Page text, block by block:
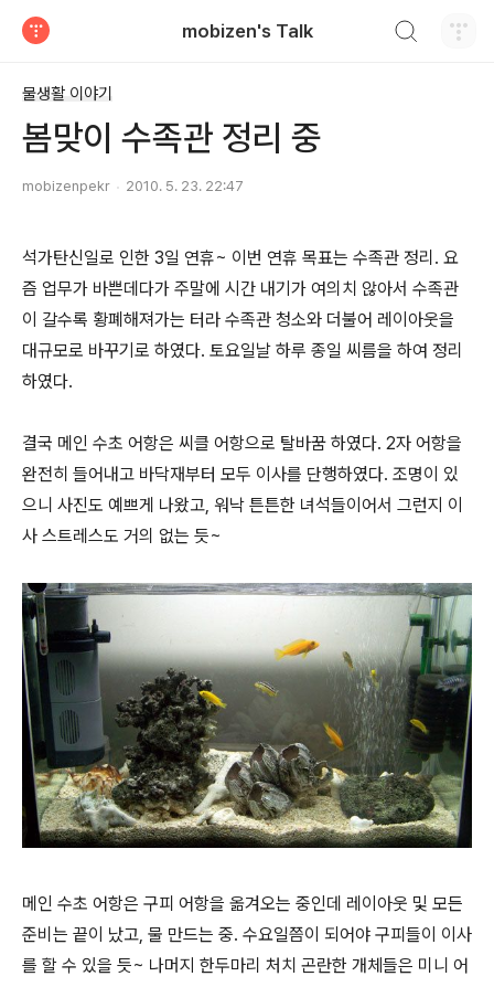
mobizen's Talk
물생활 이야기
봄맞이 수족관 정리 중
mobizenpekr 2010. 5. 23. 22:47
석가탄신일로 인한 3일 연휴~ 이번 연휴 목표는 수족관 정리. 요
즘 업무가 바쁜데다가 주말에 시간 내기가 여의치 않아서 수족관
이 갈수록 황폐해져가는 터라 수족관 청소와 더불어 레이아웃을
대규모로 바꾸기로 하였다. 토요일날 하루 종일 씨름을 하여 정리
하였다.
결국 메인 수초 어항은 씨클 어항으로 탈바꿈 하였다. 2자 어항을
완전히 들어내고 바닥재부터 모두 이사를 단행하였다. 조명이 있
으니 사진도 예쁘게 나왔고, 워낙 튼튼한 녀석들이어서 그런지 이
사 스트레스도 거의 없는 듯~
메인 수초 어항은 구피 어항을 옮겨오는 중인데 레이아웃 및 모든
준비는 끝이 났고, 물 만드는 중. 수요일쯤이 되어야 구피들이 이사
를 할 수 있을 듯~ 나머지 한두마리 처치 곤란한 개체들은 미니 어